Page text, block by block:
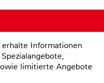
Informationen
limitierte Angebote